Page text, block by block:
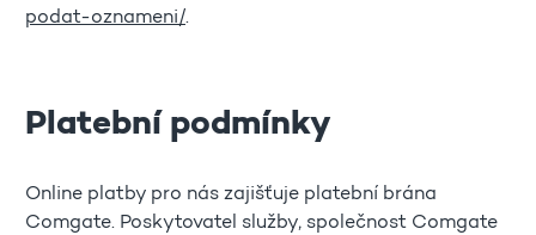
podat-oznameni/.
Platební podmínky
Online platby pro nás zajišťuje platební brána
Comgate. Poskytovatel služby, společnost Comgate